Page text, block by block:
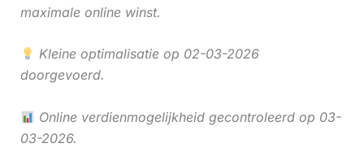
maximale online winst.
Kleine optimalisatie op 02-03-2026
doorgevoerd.
Online verdienmogelijkheid gecontroleerd op 03-
03-2026.